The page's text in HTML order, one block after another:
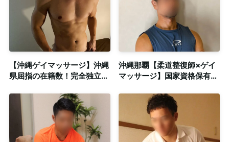
【沖縄ゲイマッサージ】沖縄
県屈指の在籍数！完全独立個
沖縄那覇【柔道整復師×ゲイ
マッサージ】国家資格保有セ
◎個室/出張可